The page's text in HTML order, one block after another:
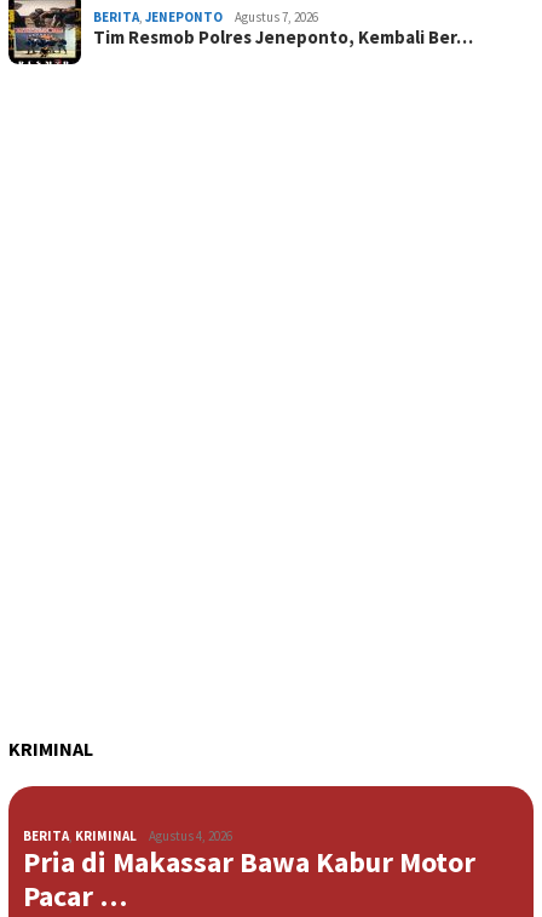
BERITA, JENEPONTO Agustus 7, 2026
Tim Resmob Polres Jeneponto, Kembali Ber…
KRIMINAL
BERITA, KRIMINAL Agustus 4, 2026
Pria di Makassar Bawa Kabur Motor
Pacar …